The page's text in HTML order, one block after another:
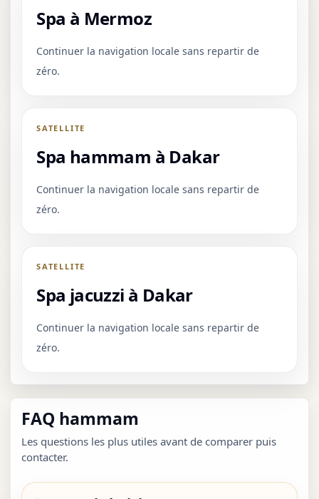
Spa à Mermoz
Continuer la navigation locale sans repartir de
zéro.
SATELLITE
Spa hammam à Dakar
Continuer la navigation locale sans repartir de
zéro.
SATELLITE
Spa jacuzzi à Dakar
Continuer la navigation locale sans repartir de
zéro.
FAQ hammam
Les questions les plus utiles avant de comparer puis
contacter.